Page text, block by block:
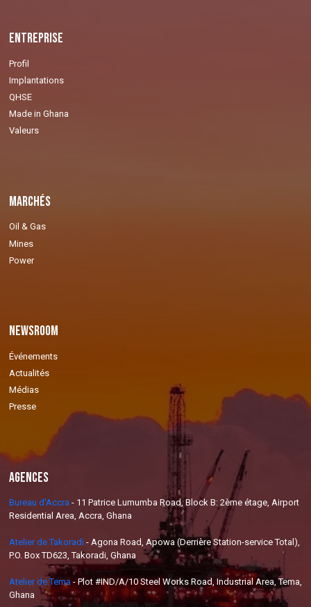
Entreprise
Profil
Implantations
QHSE
Made in Ghana
Valeurs
Marchés
Oil & Gas
Mines
Power
Newsroom
Événements
Actualités
Médias
Presse
Agences
Bureau d'Accra - 11 Patrice Lumumba Road, Block B: 2ème étage, Airport
Residential Area, Accra, Ghana
Atelier de Takoradi - Agona Road, Apowa (Derrière Station-service Total),
P.O. Box TD623, Takoradi, Ghana
Atelier de Tema - Plot #IND/A/10 Steel Works Road, Industrial Area, Tema,
Ghana